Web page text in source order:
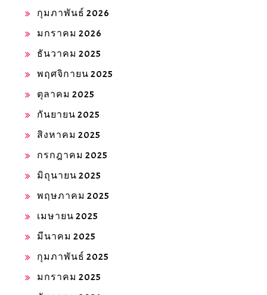
กุมภาพันธ์ 2026
มกราคม 2026
ธันวาคม 2025
พฤศจิกายน 2025
ตุลาคม 2025
กันยายน 2025
สิงหาคม 2025
กรกฎาคม 2025
มิถุนายน 2025
พฤษภาคม 2025
เมษายน 2025
มีนาคม 2025
กุมภาพันธ์ 2025
มกราคม 2025